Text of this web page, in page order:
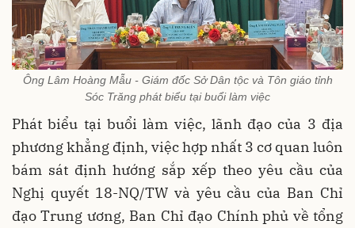
Ông Lâm Hoàng Mẫu - Giám đốc Sở Dân tộc và Tôn giáo tỉnh
Sóc Trăng phát biểu tại buổi làm việc
Phát biểu tại buổi làm việc, lãnh đạo của 3 địa
phương khẳng định, việc hợp nhất 3 cơ quan luôn
bám sát định hướng sắp xếp theo yêu cầu của
Nghị quyết 18-NQ/TW và yêu cầu của Ban Chỉ
đạo Trung ương, Ban Chỉ đạo Chính phủ về tổng